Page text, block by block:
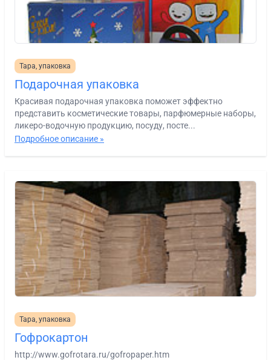
Тара, упаковка
Подарочная упаковка
Красивая подарочная упаковка поможет эффектно
представить косметические товары, парфюмерные наборы,
ликеро-водочную продукцию, посуду, посте...
Подробное описание »
Тара, упаковка
Гофрокартон
http://www.gofrotara.ru/gofropaper.htm